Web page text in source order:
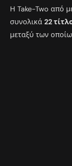
Η Take-Two από
συνολικά 22
μεταξύ των